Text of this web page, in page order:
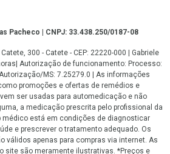
Pacheco | CNPJ: 33.438.250/0187-08
300 - Catete - CEP: 22220-000 | Gabriele
Autorização de funcionamento: Processo:
MS: 7.25279.0 | As informações
promoções e ofertas de remédios e
ser usadas para automedicação e não
a medicação prescrita pelo profissional da
médico está em condições de diagnosticar
e prescrever o tratamento adequado. Os
válidos apenas para compras via internet. As
site são meramente ilustrativas. *Preços e